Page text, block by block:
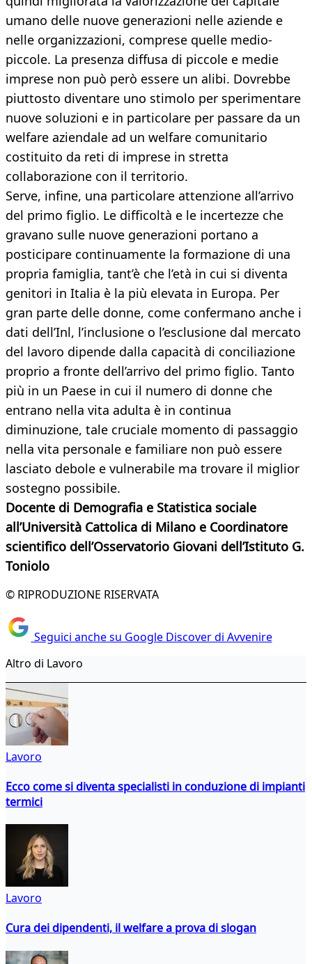
umano delle nuove generazioni nelle aziende e
nelle organizzazioni, comprese quelle medio-
piccole. La presenza diffusa di piccole e medie
imprese non può però essere un alibi. Dovrebbe
piuttosto diventare uno stimolo per sperimentare
nuove soluzioni e in particolare per passare da un
welfare aziendale ad un welfare comunitario
costituito da reti di imprese in stretta
collaborazione con il territorio.
Serve, infine, una particolare attenzione all’arrivo
del primo figlio. Le difficoltà e le incertezze che
gravano sulle nuove generazioni portano a
posticipare continuamente la formazione di una
propria famiglia, tant’è che l’età in cui si diventa
genitori in Italia è la più elevata in Europa. Per
gran parte delle donne, come confermano anche i
dati dell’Inl, l’inclusione o l’esclusione dal mercato
del lavoro dipende dalla capacità di conciliazione
proprio a fronte dell’arrivo del primo figlio. Tanto
più in un Paese in cui il numero di donne che
entrano nella vita adulta è in continua
diminuzione, tale cruciale momento di passaggio
nella vita personale e familiare non può essere
lasciato debole e vulnerabile ma trovare il miglior
sostegno possibile.
Docente di Demografia e Statistica sociale
all’Università Cattolica di Milano e Coordinatore
scientifico dell’Osservatorio Giovani dell’Istituto G.
Toniolo
© RIPRODUZIONE RISERVATA
Seguici anche su Google Discover di Avvenire
Altro di Lavoro
Lavoro
Ecco come si diventa specialisti in conduzione di impianti
termici
Lavoro
Cura dei dipendenti, il welfare a prova di slogan